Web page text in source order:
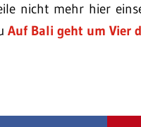
nicht mehr hier
Auf Bali geht um Vier